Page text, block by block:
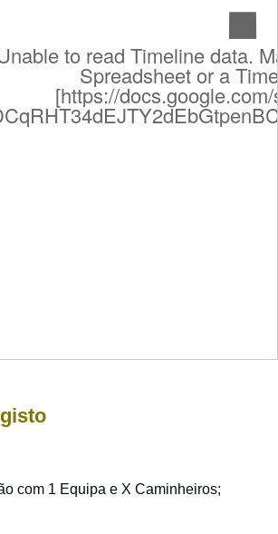
to read Timeline data.
Spreadsheet or a
[https://
com 1 Equipa e X Caminheiros;